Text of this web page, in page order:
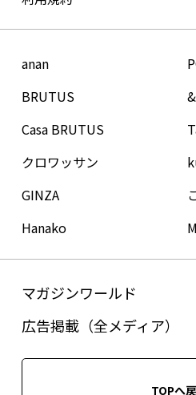
anan
BRUTUS
Casa BRUTUS
クロワッサン
GINZA
Hanako
マガジンワールド
広告掲載（全メディア）
TOPへ